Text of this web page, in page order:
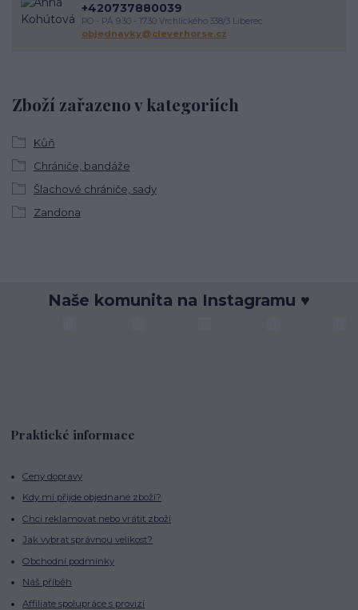
Zboží zařazeno v kategoriích
Kůň
Chrániče, bandáže
Šlachové chrániče, sady
Zandona
+420737880039
PO - PÁ 9.30 - 17.30 Vrchlického 338/3 Liberec
objednavky@cleverhorse.cz
Naše komunita na Instagramu ♥
Praktické informace
Ceny dopravy
Kdy mi přijde objednané zboží?
Chci reklamovat nebo vrátit zboží
Jak vybrat správnou velikost?
Obchodní podmínky
Náš příběh
Affiliate spolupráce s provizí